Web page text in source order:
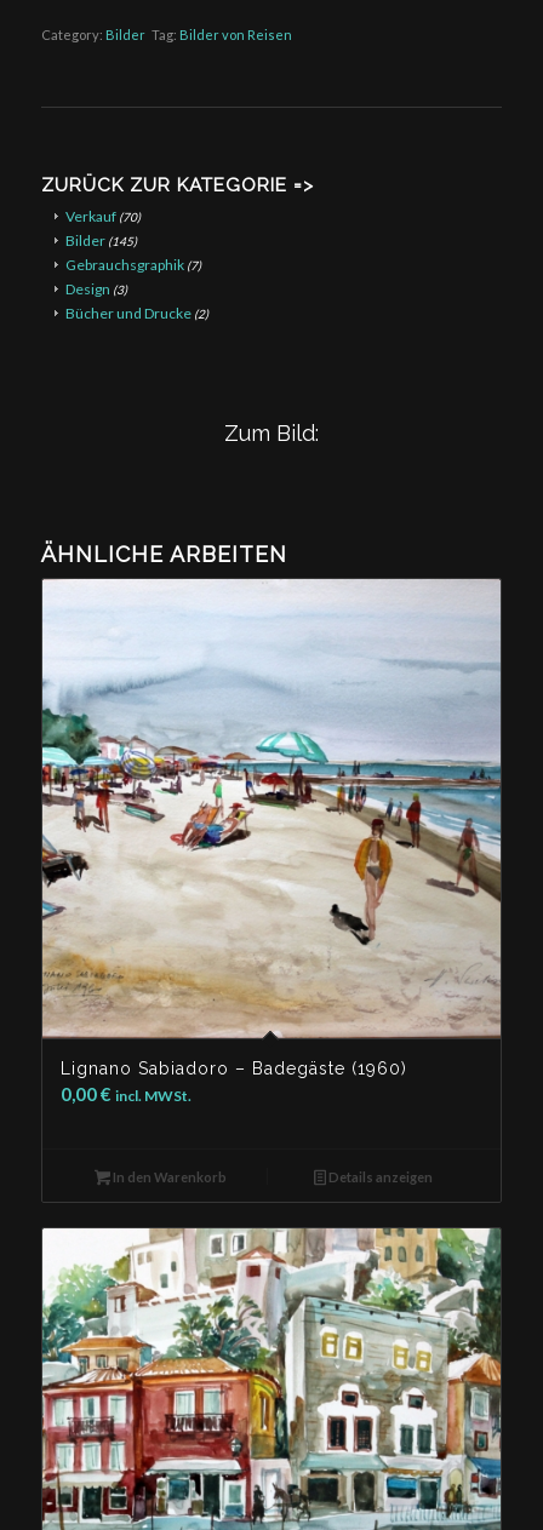
Category: Bilder Tag: Bilder von Reisen
ZURÜCK ZUR KATEGORIE =>
Verkauf (70)
Bilder (145)
Gebrauchsgraphik (7)
Design (3)
Bücher und Drucke (2)
Zum Bild:
ÄHNLICHE ARBEITEN
Lignano Sabiadoro – Badegäste (1960)
0,00€ incl. MWSt.
In den Warenkorb Details anzeigen